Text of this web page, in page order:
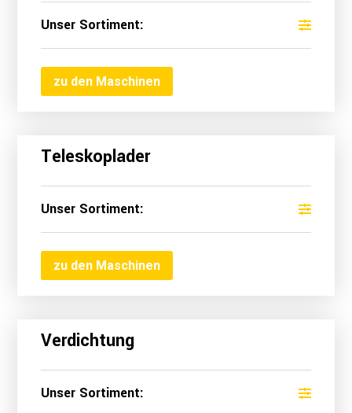
Unser Sortiment:
zu den Maschinen
Teleskoplader
Unser Sortiment:
zu den Maschinen
Verdichtung
Unser Sortiment: